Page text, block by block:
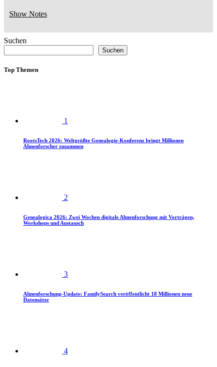
Show Notes
Suchen
Suchen
Top Themen
1
RootsTech 2026: Weltgrößte Genealogie-Konferenz bringt Millionen
Ahnenforscher zusammen
2
Genealogica 2026: Zwei Wochen digitale Ahnenforschung mit Vorträgen,
Workshops und Austausch
3
Ahnenforschung-Update: FamilySearch veröffentlicht 18 Millionen neue
Datensätze
4